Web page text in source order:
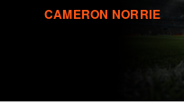
CAMERON NORRIE